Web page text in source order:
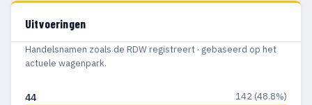
Uitvoeringen
Handelsnamen zoals de RDW registreert · gebaseerd op het
actuele wagenpark.
44 142 (48.8%)